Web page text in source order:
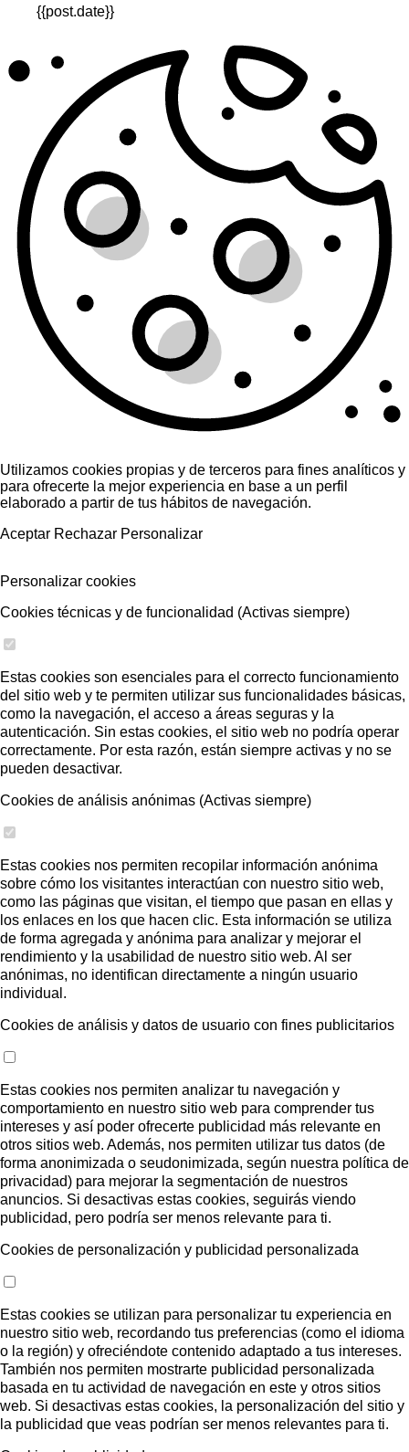
{{post.date}}
Utilizamos cookies propias y de terceros para fines analíticos y
para ofrecerte la mejor experiencia en base a un perfil
elaborado a partir de tus hábitos de navegación.
Aceptar Rechazar Personalizar
Personalizar cookies
Cookies técnicas y de funcionalidad (Activas siempre)
Estas cookies son esenciales para el correcto funcionamiento
del sitio web y te permiten utilizar sus funcionalidades básicas,
como la navegación, el acceso a áreas seguras y la
autenticación. Sin estas cookies, el sitio web no podría operar
correctamente. Por esta razón, están siempre activas y no se
pueden desactivar.
Cookies de análisis anónimas (Activas siempre)
Estas cookies nos permiten recopilar información anónima
sobre cómo los visitantes interactúan con nuestro sitio web,
como las páginas que visitan, el tiempo que pasan en ellas y
los enlaces en los que hacen clic. Esta información se utiliza
de forma agregada y anónima para analizar y mejorar el
rendimiento y la usabilidad de nuestro sitio web. Al ser
anónimas, no identifican directamente a ningún usuario
individual.
Cookies de análisis y datos de usuario con fines publicitarios
Estas cookies nos permiten analizar tu navegación y
comportamiento en nuestro sitio web para comprender tus
intereses y así poder ofrecerte publicidad más relevante en
otros sitios web. Además, nos permiten utilizar tus datos (de
forma anonimizada o seudonimizada, según nuestra política de
privacidad) para mejorar la segmentación de nuestros
anuncios. Si desactivas estas cookies, seguirás viendo
publicidad, pero podría ser menos relevante para ti.
Cookies de personalización y publicidad personalizada
Estas cookies se utilizan para personalizar tu experiencia en
nuestro sitio web, recordando tus preferencias (como el idioma
o la región) y ofreciéndote contenido adaptado a tus intereses.
También nos permiten mostrarte publicidad personalizada
basada en tu actividad de navegación en este y otros sitios
web. Si desactivas estas cookies, la personalización del sitio y
la publicidad que veas podrían ser menos relevantes para ti.